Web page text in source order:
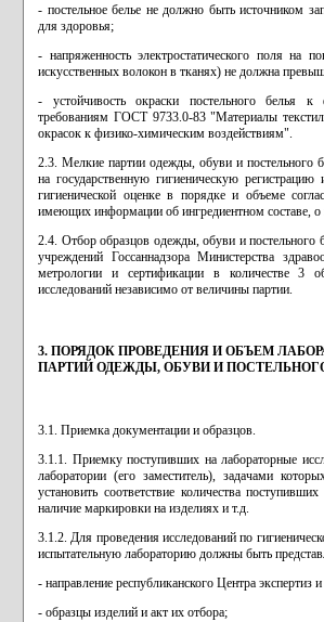
- постельное белье не должно быть источником
для здоровья;
- напряженность электростатического поля на
искусственных волокон в тканях) не должна
- устойчивость окраски постельного белья к
требованиям ГОСТ 9733.0-83 "Материалы
окрасок к физико-химическим воздействиям".
2.3. Мелкие партии одежды, обуви и постельного
на государственную гигиеническую
гигиенической оценке в порядке и объеме
имеющих информации об ингредиентном составе, о
2.4. Отбор образцов одежды, обуви и постельного
учреждений Госсаннадзора Министерства
метрологии и сертификации в количестве 3
исследований независимо от величины партии.
3. ПОРЯДОК ПРОВЕДЕНИЯ И ОБЪЕМ
ПАРТИЙ ОДЕЖДЫ, ОБУВИ И
3.1. Приемка документации и образцов.
3.1.1. Приемку поступивших на лабораторные
лаборатории (его заместитель), задачами
установить соответствие количества
наличие маркировки на изделиях и т.д.
3.1.2. Для проведения исследований по
испытательную лабораторию должны быть
- направление республиканского Центра экспертиз
- образцы изделий и акт их отбора;